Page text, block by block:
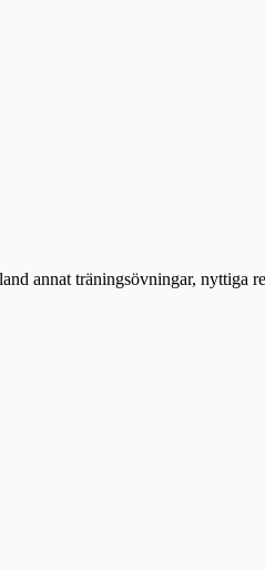
annat träningsövningar, nyttiga